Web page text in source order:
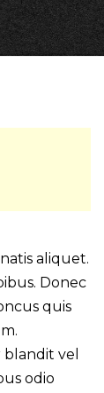
aliquet.
Donec
quis
vel
odio